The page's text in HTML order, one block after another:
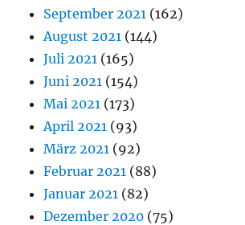
September 2021 (162)
August 2021 (144)
Juli 2021 (165)
Juni 2021 (154)
Mai 2021 (173)
April 2021 (93)
März 2021 (92)
Februar 2021 (88)
Januar 2021 (82)
Dezember 2020 (75)